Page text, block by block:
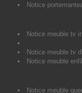
Notice
Notice meuble tv
Notice meuble tv
Notice meuble
Notice meuble